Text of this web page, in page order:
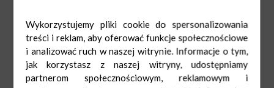
Wykorzystujemy pliki cookie do spersonalizowania
treści i reklam, aby oferować funkcje społecznościowe
i analizować ruch w naszej witrynie. Informacje o tym,
jak korzystasz z naszej witryny, udostępniamy
partnerom społecznościowym, reklamowym i